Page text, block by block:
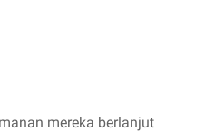
mereka berlanjut